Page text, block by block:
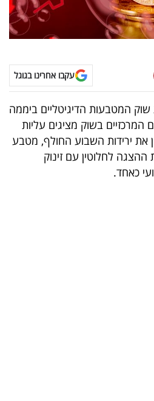
עקבו אחרינו בגוגל
המטבעות הדיגיטליים ביממה
בשוק מציגים עליות
את ירידות השבוע החולף, מטבע
לחלוטין עם זינוק
כאחד.